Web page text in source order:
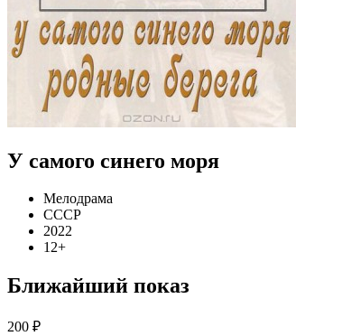
У самого синего моря
Мелодрама
СССР
2022
12+
Ближайший показ
200 ₽